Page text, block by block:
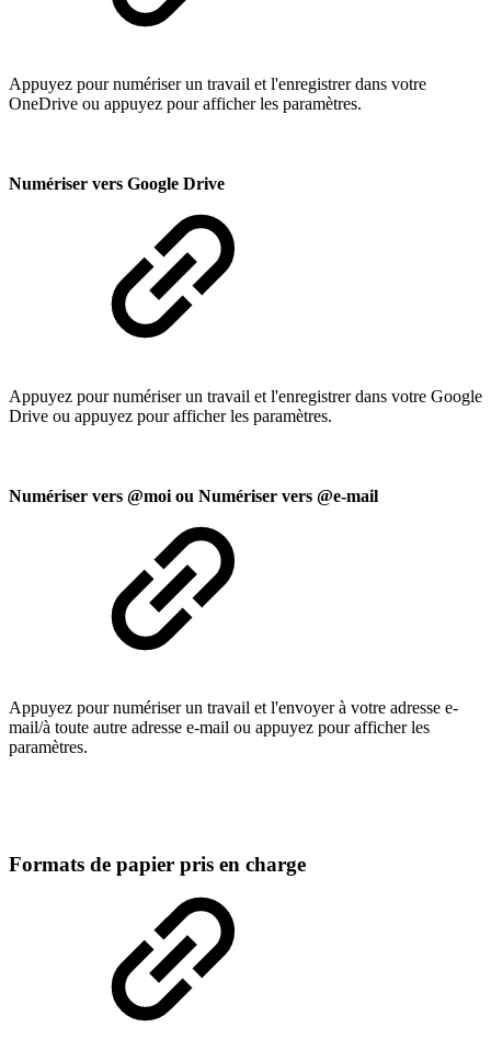
Appuyez pour numériser un travail et l'enregistrer dans votre
OneDrive ou appuyez pour afficher les paramètres.
Numériser vers Google Drive
Appuyez pour numériser un travail et l'enregistrer dans votre Google
Drive ou appuyez pour afficher les paramètres.
Numériser vers @moi ou Numériser vers @e-mail
Appuyez pour numériser un travail et l'envoyer à votre adresse e-
mail/à toute autre adresse e-mail ou appuyez pour afficher les
paramètres.
Formats de papier pris en charge